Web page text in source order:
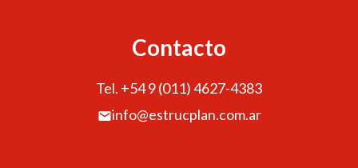
Contacto
Tel. +54 9 (011) 4627-4383
info@estrucplan.com.ar